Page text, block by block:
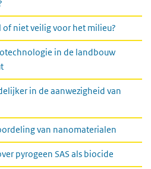
niet veilig voor het milieu?
in de landbouw
in de aanwezigheid van
van nanomaterialen
pyrogeen SAS als biocide